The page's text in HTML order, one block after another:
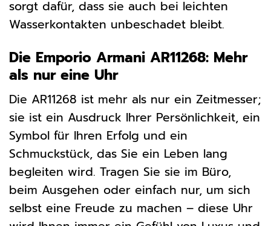
sorgt dafür, dass sie auch bei leichten
Wasserkontakten unbeschadet bleibt.
Die Emporio Armani AR11268: Mehr
als nur eine Uhr
Die AR11268 ist mehr als nur ein Zeitmesser;
sie ist ein Ausdruck Ihrer Persönlichkeit, ein
Symbol für Ihren Erfolg und ein
Schmuckstück, das Sie ein Leben lang
begleiten wird. Tragen Sie sie im Büro,
beim Ausgehen oder einfach nur, um sich
selbst eine Freude zu machen – diese Uhr